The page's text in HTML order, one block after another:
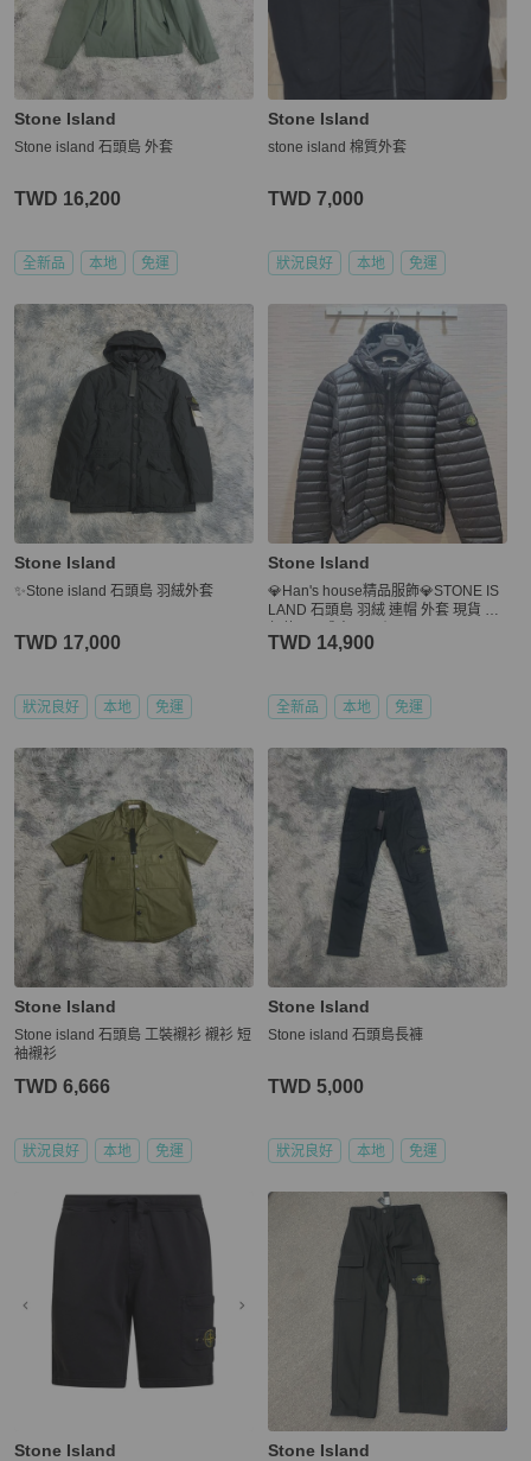
Stone Island
Stone island 石頭島 外套
TWD 16,200
全新品 本地 免運
Stone Island
stone island 棉質外套
TWD 7,000
狀況良好 本地 免運
Stone Island
✨Stone island 石頭島 羽絨外套
TWD 17,000
狀況良好 本地 免運
Stone Island
💎Han's house精品服飾💎STONE IS
LAND 石頭島 羽絨 連帽 外套 現貨 青
TWD 14,900
全新品 本地 免運
Stone Island
Stone island 石頭島 工裝襯衫 襯衫 短
袖襯衫
TWD 6,666
狀況良好 本地 免運
Stone Island
Stone island 石頭島長褲
TWD 5,000
狀況良好 本地 免運
Stone Island Stone Island